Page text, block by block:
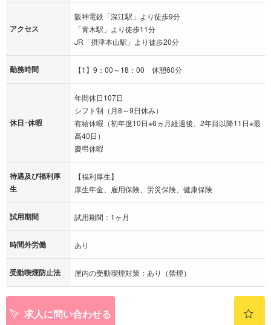
アクセス
阪神電鉄「深江駅」より徒歩9分
「青木駅」より徒歩11分
JR「摂津本山駅」より徒歩20分
勤務時間 【1】9：00～18：00 休憩60分
休日･休暇
年間休日107日
シフト制（月8～9日休み）
有給休暇（初年度10日※6ヵ月経過後、2年目以降11日※最
高40日）
慶弔休暇
待遇及び福利厚
生
【福利厚生】
厚生年金、雇用保険、労災保険、健康保険
試用期間 試用期間：1ヶ月
時間外労働 あり
受動喫煙防止法 屋内の受動喫煙対策：あり（禁煙）
求人に問い合わせる